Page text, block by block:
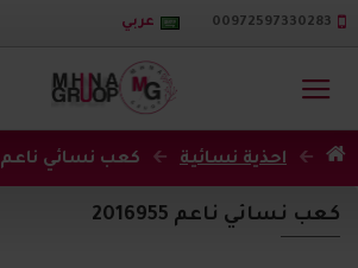
00972597330283 عربي
احذية نسائية كعب نسائي ناعم 2016955
كعب نسائي ناعم 2016955